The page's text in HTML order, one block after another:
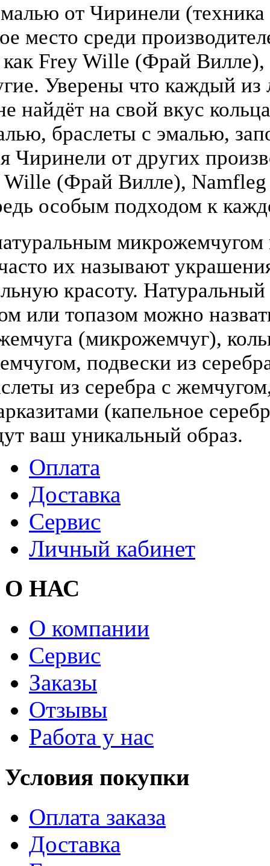
от Чиринели (техника
место среди
Frey Wille (Фрай
Уверены что каждый
найдёт на свой вкус
браслеты с эмалью,
Чиринели от других
Wille (Фрай Вилле),
особым подходом к
микрожемчугом
их называют
красоту.
или топазом можно
(микрожемчуг),
подвески из
из серебра с
(капельное
ваш уникальный образ.
Оплата
Доставка
Сервис
Личный кабинет
О НАС
О компании
Сервис
Заказы
Отзывы
Работа у нас
Условия покупки
Оплата заказа
Доставка